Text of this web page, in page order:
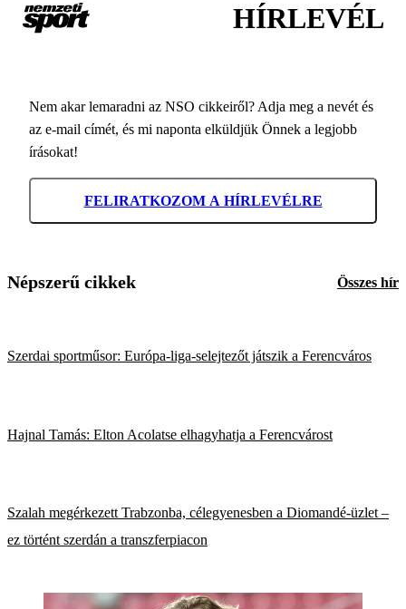
HÍRLEVÉL
Nem akar lemaradni az NSO cikkeiről? Adja meg a nevét és
az e-mail címét, és mi naponta elküldjük Önnek a legjobb
írásokat!
FELIRATKOZOM A HÍRLEVÉLRE
Népszerű cikkek Összes hír
Szerdai sportműsor: Európa-liga-selejtezőt játszik a Ferencváros
Hajnal Tamás: Elton Acolatse elhagyhatja a Ferencvárost
Szalah megérkezett Trabzonba, célegyenesben a Diomandé-üzlet –
ez történt szerdán a transzferpiacon